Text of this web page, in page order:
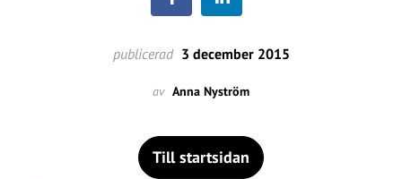
publicerad 3 december 2015
av Anna Nyström
Till startsidan